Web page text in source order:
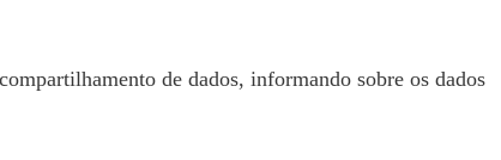
de dados, informando sobre os dados